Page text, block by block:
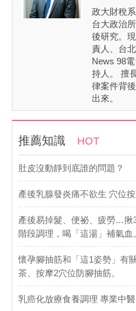
政大財稅
台大政治
後研究。
責人、台
News 98
持人。 擅
律案件背
出來。
推薦知識 HOT
肚皮沒動靜到底誰的問題？
產後乳腺發炎痛不欲生 穴位
產後易掉髮、便祕、疲勞…揪
階段調理，喝「這湯」補氣血
懷孕腳抽筋和「這1姿勢」有
茶、按摩2穴位防腳抽筋。
乳癌化放療食養調理 專業中